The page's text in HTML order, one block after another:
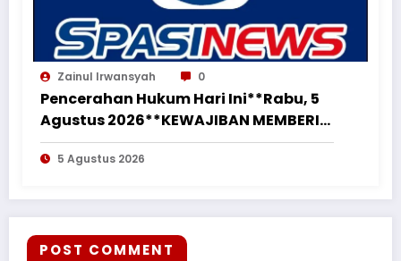
Zainul Irwansyah 0
Pencerahan Hukum Hari Ini**Rabu, 5
Agustus 2026**KEWAJIBAN MEMBERI
NAFKAH PASCA-PERCERAIAN KEPADA
MANTAN ISTRI DAN ANAK MASIH
5 Agustus 2026
POST COMMENT